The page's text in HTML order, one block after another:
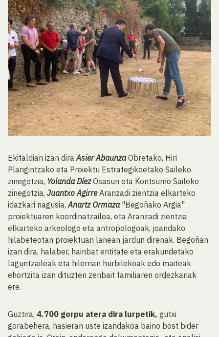
Ekitaldian izan dira Asier AbaunzaObretako, Hiri
Plangintzako eta Proiektu Estrategikoetako Saileko
zinegotzia, Yolanda DíezOsasun eta Kontsumo Saileko
zinegotzia, Juantxo AgirreAranzadi zientzia elkarteko
idazkari nagusia, Anartz Ormaza "Begoñako Argia"
proiektuaren koordinatzailea, eta Aranzadi zientzia
elkarteko arkeologo eta antropologoak, joandako
hilabeteotan proiektuan lanean jardun direnak. Begoñan
izan dira, halaber, hainbat entitate eta erakundetako
laguntzaileak eta hilerrian hurbilekoak edo maiteak
ehortzita izan dituzten zenbait familiaren ordezkariak
ere.
Guztira, 4.700 gorpu atera dira lurpetik, gutxi
gorabehera, hasieran uste izandakoa baino bost bider